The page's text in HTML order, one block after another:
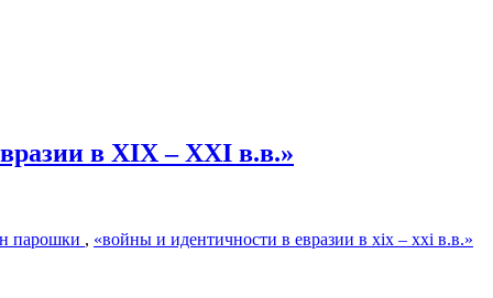
в XIX – XXI в.в.»
парошки , «войны и идентичности в евразии в xix – xxi в.в.»